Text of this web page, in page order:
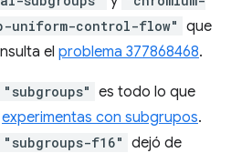
uniform-control-flow" que
el problema 377868468.
"subgroups" es todo lo que
experimentas con subgrupos.
"subgroups-f16" dejó de